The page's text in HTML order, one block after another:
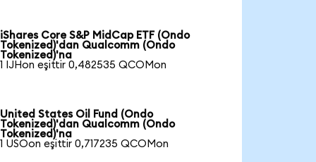
iShares Core S&P MidCap ETF (Ondo
Tokenized)'dan Qualcomm (Ondo
Tokenized)'na
1 IJHon eşittir 0,482535 QCOMon
United States Oil Fund (Ondo
Tokenized)'dan Qualcomm (Ondo
Tokenized)'na
1 USOon eşittir 0,717235 QCOMon